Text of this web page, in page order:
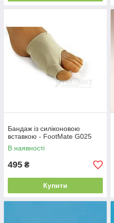
Бандаж із силіконовою
вставкою - FootMate G025
В наявності
495 ₴
Купити